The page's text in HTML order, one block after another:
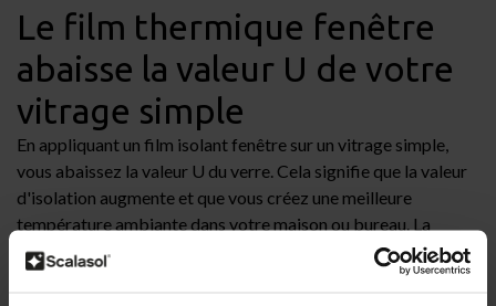
Le film thermique fenêtre
abaisse la valeur U de votre
vitrage simple
En appliquant un film isolant fenêtre sur un vitrage simple,
vous abaissez la valeur U du verre. Cela signifie que la valeur
d'isolation augmente et que vous créez une meilleure
température ambiante dans votre maison ou bureau. La
chaleur reste mieux à l'intérieur et s’échappe moins vite vers
l'extérieur à travers le vitrage simple. Le transfert de chaleur